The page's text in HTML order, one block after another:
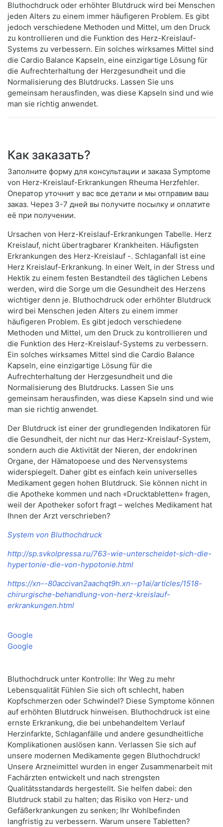
Bluthochdruck oder erhöhter Blutdruck wird bei Menschen
jeden Alters zu einem immer häufigeren Problem. Es gibt
jedoch verschiedene Methoden und Mittel, um den Druck
zu kontrollieren und die Funktion des Herz-Kreislauf-
Systems zu verbessern. Ein solches wirksames Mittel sind
die Cardio Balance Kapseln, eine einzigartige Lösung für
die Aufrechterhaltung der Herzgesundheit und die
Normalisierung des Blutdrucks. Lassen Sie uns
gemeinsam herausfinden, was diese Kapseln sind und wie
man sie richtig anwendet.
Как заказать?
Заполните форму для консультации и заказа Symptome
von Herz-Kreislauf-Erkrankungen Rheuma Herzfehler.
Оператор уточнит у вас все детали и мы отправим ваш
заказ. Через 3-7 дней вы получите посылку и оплатите
её при получении.
Ursachen von Herz-Kreislauf-Erkrankungen Tabelle. Herz
Kreislauf, nicht übertragbarer Krankheiten. Häufigsten
Erkrankungen des Herz-Kreislauf -. Schlaganfall ist eine
Herz Kreislauf-Erkrankung. In einer Welt, in der Stress und
Hektik zu einem festen Bestandteil des täglichen Lebens
werden, wird die Sorge um die Gesundheit des Herzens
wichtiger denn je. Bluthochdruck oder erhöhter Blutdruck
wird bei Menschen jeden Alters zu einem immer
häufigeren Problem. Es gibt jedoch verschiedene
Methoden und Mittel, um den Druck zu kontrollieren und
die Funktion des Herz-Kreislauf-Systems zu verbessern.
Ein solches wirksames Mittel sind die Cardio Balance
Kapseln, eine einzigartige Lösung für die
Aufrechterhaltung der Herzgesundheit und die
Normalisierung des Blutdrucks. Lassen Sie uns
gemeinsam herausfinden, was diese Kapseln sind und wie
man sie richtig anwendet.
Der Blutdruck ist einer der grundlegenden Indikatoren für
die Gesundheit, der nicht nur das Herz-Kreislauf-System,
sondern auch die Aktivität der Nieren, der endokrinen
Organe, der Hämatopoese und des Nervensystems
widerspiegelt. Daher gibt es einfach kein universelles
Medikament gegen hohen Blutdruck. Sie können nicht in
die Apotheke kommen und nach «Drucktabletten» fragen,
weil der Apotheker sofort fragt – welches Medikament hat
Ihnen der Arzt verschrieben?
System von Bluthochdruck
http://sp.svkolpressa.ru/763-wie-unterscheidet-sich-die-
hypertonie-die-von-hypotonie.html
https://xn--80accivan2aachqt9h.xn--p1ai/articles/1518-
chirurgische-behandlung-von-herz-kreislauf-
erkrankungen.html
Google
Google
Bluthochdruck unter Kontrolle: Ihr Weg zu mehr
Lebensqualität Fühlen Sie sich oft schlecht, haben
Kopfschmerzen oder Schwindel? Diese Symptome können
auf erhöhten Blutdruck hinweisen. Bluthochdruck ist eine
ernste Erkrankung, die bei unbehandeltem Verlauf
Herzinfarkte, Schlaganfälle und andere gesundheitliche
Komplikationen auslösen kann. Verlassen Sie sich auf
unsere modernen Medikamente gegen Bluthochdruck!
Unsere Arzneimittel wurden in enger Zusammenarbeit mit
Fachärzten entwickelt und nach strengsten
Qualitätsstandards hergestellt. Sie helfen dabei: den
Blutdruck stabil zu halten; das Risiko von Herz‑ und
Gefäßerkrankungen zu senken; Ihr Wohlbefinden
langfristig zu verbessern. Warum unsere Tabletten?